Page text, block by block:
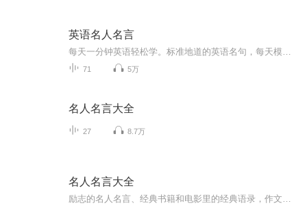
英语名人名言
71 5万
名人名言大全
27 8.7万
名人名言大全